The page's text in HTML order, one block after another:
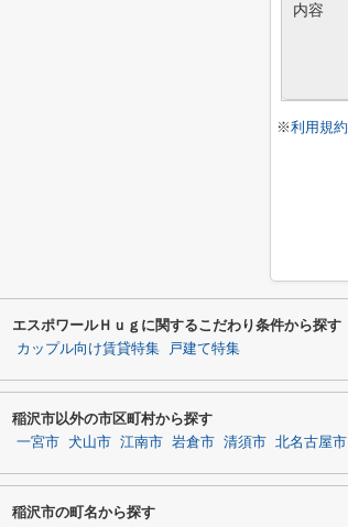
内容
※利用規約
エスポワールＨｕｇに関するこだわり条件から探す
カップル向け賃貸特集 戸建て特集
稲沢市以外の市区町村から探す
一宮市 犬山市 江南市 岩倉市 清須市 北名古屋市
稲沢市の町名から探す